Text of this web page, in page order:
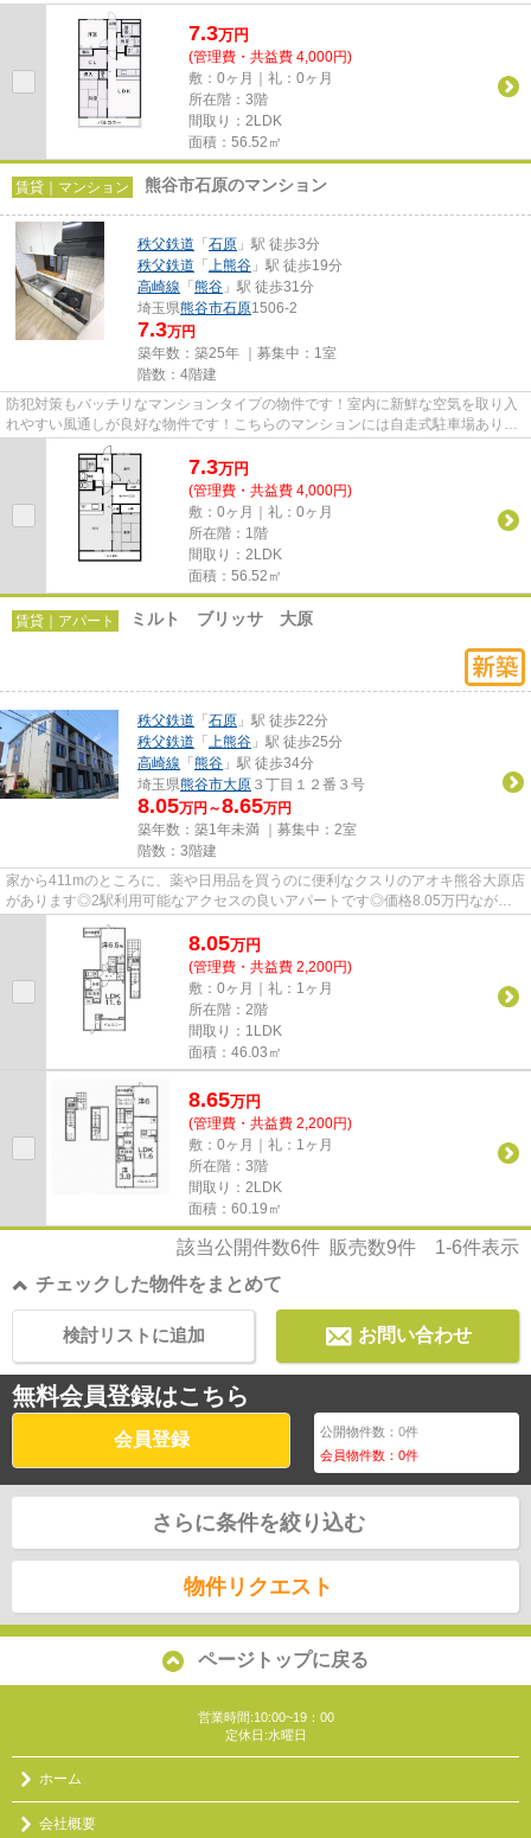
の高砂ハイツ石原2☆熊谷市エリア...
7.3万円
(管理費・共益費 4,000円)
敷：0ヶ月｜礼：0ヶ月
所在階：3階
間取り：2LDK
面積：56.52㎡
賃貸｜マンション 熊谷市石原のマンション
秩父鉄道 「 石原 」駅 徒歩3分
秩父鉄道 「 上熊谷 」駅 徒歩19分
高崎線 「 熊谷 」駅 徒歩31分
埼玉県熊谷市石原1506-2
7.3万円
築年数：築25年 ｜募集中： 1室
階数：4階建
防犯対策もバッチリなマンションタイプの物件です！室内に新鮮な空気を取り入
れやすい風通しが良好な物件です！こちらのマンションには自走式駐車場あり！
価格7.3万円ながら充実した設...
7.3万円
(管理費・共益費 4,000円)
敷：0ヶ月｜礼：0ヶ月
所在階：1階
間取り：2LDK
面積：56.52㎡
賃貸｜アパート ミルト ブリッサ 大原
秩父鉄道 「 石原 」駅 徒歩22分
秩父鉄道 「 上熊谷 」駅 徒歩25分
高崎線 「 熊谷 」駅 徒歩34分
埼玉県熊谷市大原 ３丁目１２番３号
8.05万円～8.65万円
築年数：築1年未満 ｜募集中： 2室
階数：3階建
家から411mのところに、薬や日用品を買うのに便利なクスリのアオキ熊谷大原店
があります◎2駅利用可能なアクセスの良いアパートです◎価格8.05万円ながら
充実した設備のこちらの物件は、...
8.05万円
(管理費・共益費 2,200円)
敷：0ヶ月｜礼：1ヶ月
所在階：2階
間取り：1LDK
面積：46.03㎡
8.65万円
(管理費・共益費 2,200円)
敷：0ヶ月｜礼：1ヶ月
所在階：3階
間取り：2LDK
面積：60.19㎡
該当公開件数6件 販売数9件 1-6件表示
チェックした物件をまとめて
お問い合わせ
検討リストに追加
無料会員登録はこちら
会員登録 公開物件数：0件
会員物件数：0件
さらに条件を絞り込む
物件リクエスト
ページトップに戻る
営業時間:10:00~19：00
定休日:水曜日
ホーム
会社概要